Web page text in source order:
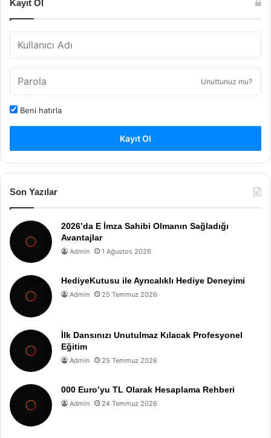
Kayıt Ol
Unuttunuz mu?
Beni hatırla
Kayıt Ol
Son Yazılar
2026’da E İmza Sahibi Olmanın Sağladığı
Avantajlar
Admin 1 Ağustos 2026
HediyeKutusu ile Ayrıcalıklı Hediye Deneyimi
Admin 25 Temmuz 2026
İlk Dansınızı Unutulmaz Kılacak Profesyonel
Eğitim
Admin 25 Temmuz 2026
000 Euro’yu TL Olarak Hesaplama Rehberi
Admin 24 Temmuz 2026